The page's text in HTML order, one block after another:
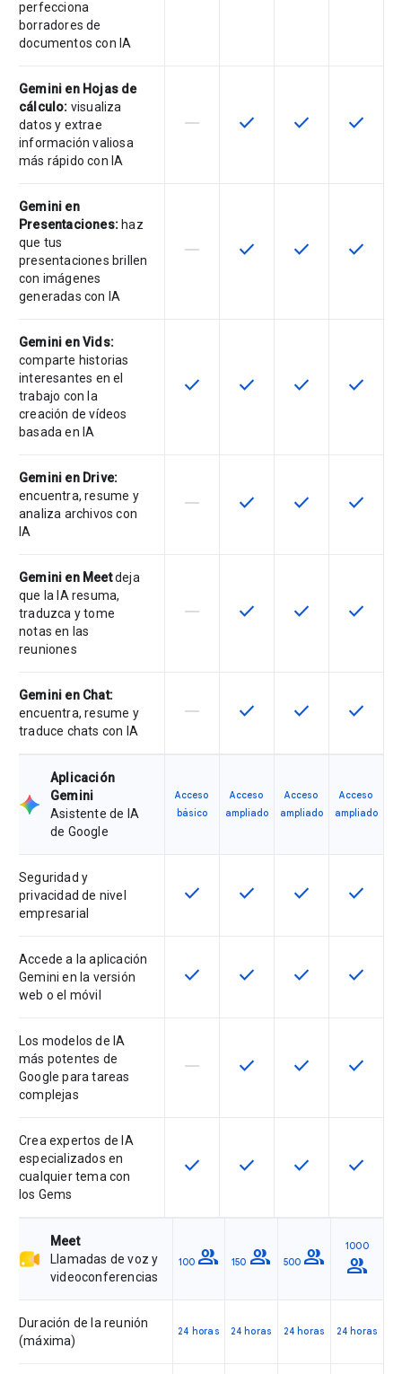
perfecciona
borradores de
documentos con IA
Gemini en Hojas de
cálculo: visualiza
datos y extrae
información valiosa
más rápido con IA
Esta función no es compatible con
horizontal_rule Esta función está
check Esta función
check Esta
check
Gemini en
Presentaciones: haz
que tus
presentaciones brillen
con imágenes
generadas con IA
Esta función no es compatible con
horizontal_rule Esta función está
check Esta función
check Esta
check
Gemini en Vids:
comparte historias
interesantes en el
trabajo con la
creación de vídeos
basada en IA
Esta función está disponible para
check Esta función está
check Esta función
check Esta
check
Gemini en Drive:
encuentra, resume y
analiza archivos con
IA
Esta función no es compatible con
horizontal_rule Esta función está
check Esta función
check Esta
check
Gemini en Meetdeja
que la IA resuma,
traduzca y tome
notas en las
reuniones
Esta función no es compatible con
horizontal_rule Esta función está
check Esta función
check Esta
check
Gemini en Chat:
encuentra, resume y
traduce chats con IA
Esta función no es compatible con
horizontal_rule Esta función está
check Esta función
check Esta
check
Aplicación
Gemini
Asistente de IA
de Google
Acceso
básico
Acceso
ampliado
Acceso
ampliado
Acceso
ampliado
Seguridad y
privacidad de nivel
empresarial
Esta función está disponible para
check Esta función está
check Esta función
check Esta
check
Accede a la aplicación
Gemini en la versión
web o el móvil
Esta función está disponible para
check Esta función está
check Esta función
check Esta
check
Los modelos de IA
más potentes de
Google para tareas
complejas
Esta función no es compatible con
horizontal_rule Esta función está
check Esta función
check Esta
check
Crea expertos de IA
especializados en
cualquier tema con
los Gems
Esta función está disponible para
check Esta función está
check Esta función
check Esta
check
Meet
Llamadas de voz y
videoconferencias
100 group 150 group 500 group 1000
group
Duración de la reunión
(máxima)
24 horas 24 horas 24 horas 24 horas